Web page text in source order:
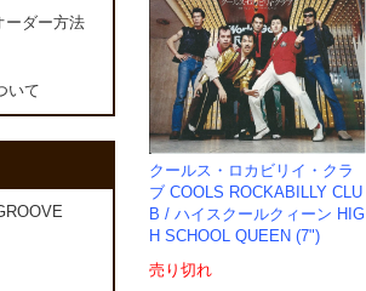
クールス・ロカビリイ・クラ
ブ COOLS ROCKABILLY CLU
B / ハイスクールクィーン HIG
H SCHOOL QUEEN (7")
売り切れ
ーダー方法
いて